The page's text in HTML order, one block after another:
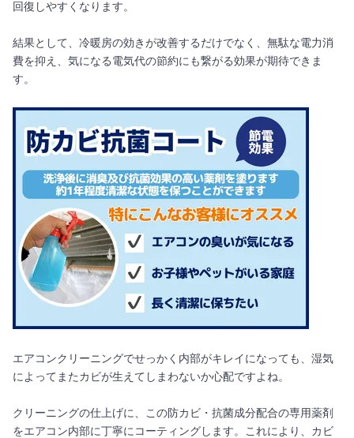
回復しやすくなります。
結果として、冷暖房の効きが改善するだけでなく、無駄な電力消
費を抑え、気になる電気代の節約にも繋がる効果が期待できま
す。
エアコンクリーニングでせっかく内部がキレイになっても、湿気
によってまたカビが生えてしまわないか心配ですよね。
クリーニングの仕上げに、この防カビ・抗菌成分配合の専用薬剤
をエアコン内部に丁寧にコーティングします。これにより、カビ